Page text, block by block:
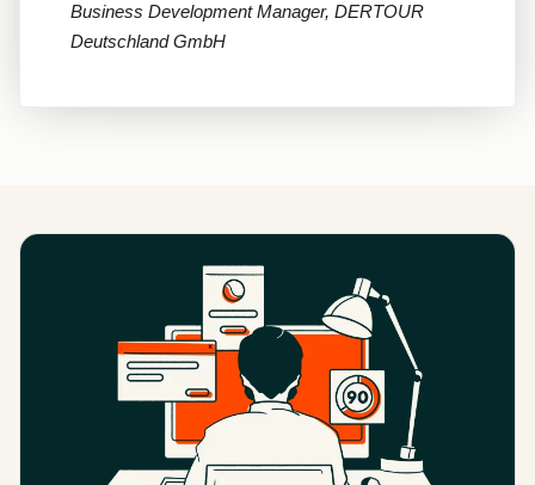
Business Development Manager, DERTOUR
Deutschland GmbH